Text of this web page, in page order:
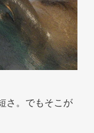
さ。でもそこが